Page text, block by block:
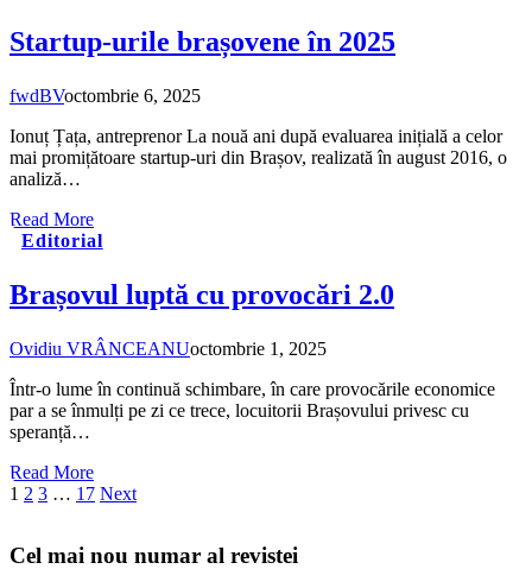
Startup-urile brașovene în 2025
fwdBVoctombrie 6, 2025
Ionuț Țața, antreprenor La nouă ani după evaluarea inițială a celor
mai promițătoare startup-uri din Brașov, realizată în august 2016, o
analiză…
Read More
Editorial
Brașovul luptă cu provocări 2.0
Ovidiu VRÂNCEANUoctombrie 1, 2025
Într-o lume în continuă schimbare, în care provocările economice
par a se înmulți pe zi ce trece, locuitorii Brașovului privesc cu
speranță…
Read More
1 2 3 … 17 Next
Cel mai nou numar al revistei